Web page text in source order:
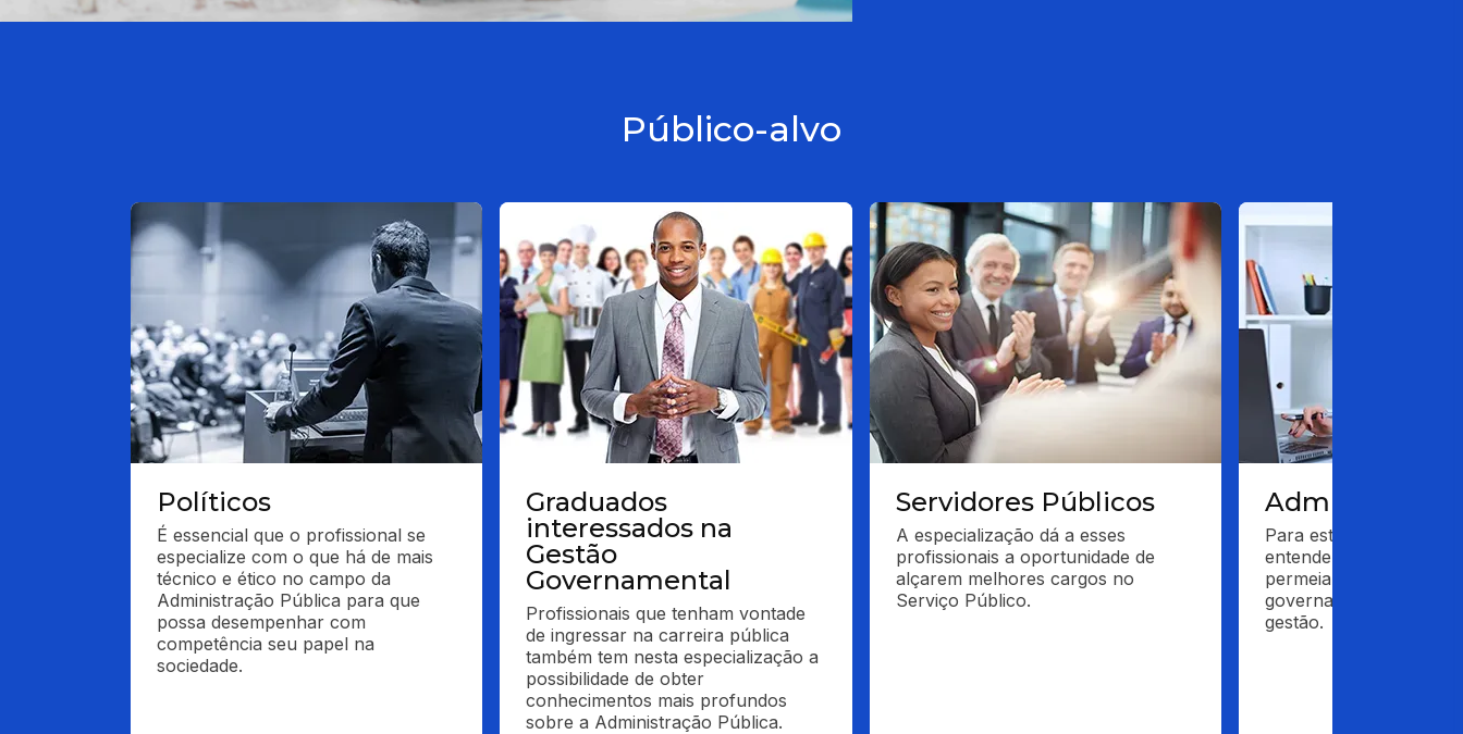
Público-alvo
Políticos
É essencial que o profissional se
especialize com o que há de mais
técnico e ético no campo da
Administração Pública para que
possa desempenhar com
competência seu papel na
sociedade.
Graduados
interessados na
Gestão
Governamental
Profissionais que tenham vontade
de ingressar na carreira pública
também tem nesta especialização a
possibilidade de obter
conhecimentos mais profundos
sobre a Administração Pública.
Servidores Públicos
A especialização dá a esses
profissionais a oportunidade de
alçarem melhores cargos no
Serviço Público.
Para este profissional,
entender os processos
permeiam a
governamental e
gestão.